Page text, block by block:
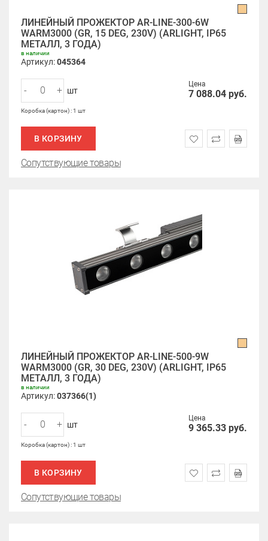
ЛИНЕЙНЫЙ ПРОЖЕКТОР AR-LINE-300-6W
WARM3000 (GR, 15 DEG, 230V) (ARLIGHT, IP65
МЕТАЛЛ, 3 ГОДА)
в наличии
Артикул:045364
Цена
7 088.04 руб.
- + шт
Коробка (картон) : 1 шт
В КОРЗИНУ
Сопутствующие товары
ЛИНЕЙНЫЙ ПРОЖЕКТОР AR-LINE-500-9W
WARM3000 (GR, 30 DEG, 230V) (ARLIGHT, IP65
МЕТАЛЛ, 3 ГОДА)
в наличии
Артикул:037366(1)
Цена
9 365.33 руб.
- + шт
Коробка (картон) : 1 шт
В КОРЗИНУ
Сопутствующие товары